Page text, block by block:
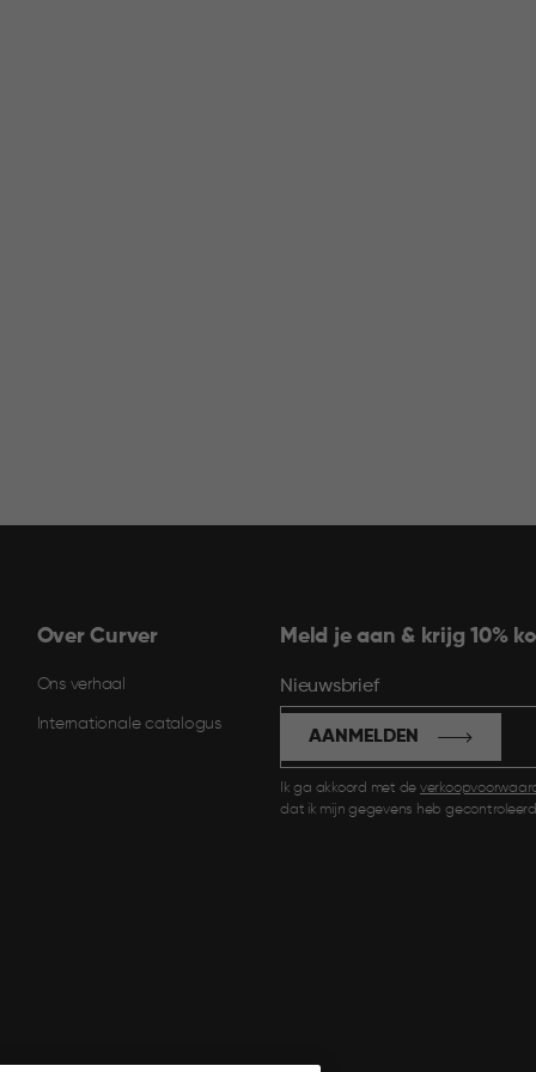
Over Curver
Ons verhaal
Internationale catalogus
Meld je aan & krijg 10%
Nieuwsbrief
Ik ga akkoord met de
dat ik mijn gegevens heb
AANMELDEN